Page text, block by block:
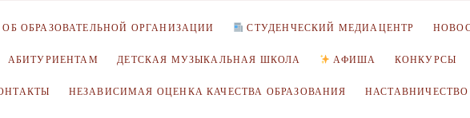
ОБРАЗОВАТЕЛЬНОЙ ОРГАНИЗАЦИИ СТУДЕНЧЕСКИЙ МЕДИАЦЕНТР
АБИТУРИЕНТАМ ДЕТСКАЯ МУЗЫКАЛЬНАЯ ШКОЛА АФИША КОНКУРСЫ
НЕЗАВИСИМАЯ ОЦЕНКА КАЧЕСТВА ОБРАЗОВАНИЯ НАСТАВНИЧЕСТВО